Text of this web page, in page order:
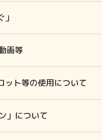
画等
ット等の使用について
」について